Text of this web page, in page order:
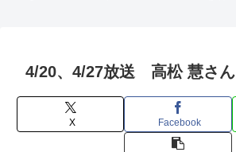
4/20、4/27放送 高松 慧さん
X Facebook